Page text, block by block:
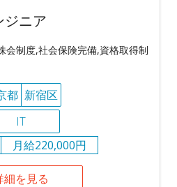
ジニア
会制度,社会保険完備,資格取得制
都 新宿区
IT
月給220,000円
細を見る